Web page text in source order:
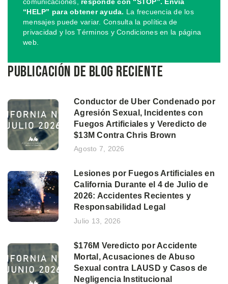
“HELP” para obtener ayuda. La frecuencia de los
mensajes puede variar. Consulta la política de
privacidad y los Términos y Condiciones en la página
web.
Publicación de blog reciente
Conductor de Uber Condenado por
Agresión Sexual, Incidentes con
Fuegos Artificiales y Veredicto de
$13M Contra Chris Brown
Agosto 7, 2026
Lesiones por Fuegos Artificiales en
California Durante el 4 de Julio de
2026: Accidentes Recientes y
Responsabilidad Legal
Julio 13, 2026
$176M Veredicto por Accidente
Mortal, Acusaciones de Abuso
Sexual contra LAUSD y Casos de
Negligencia Institucional